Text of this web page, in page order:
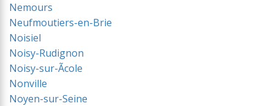
Nemours
Neufmoutiers-en-Brie
Noisiel
Noisy-Rudignon
Noisy-sur-Ãcole
Nonville
Noyen-sur-Seine